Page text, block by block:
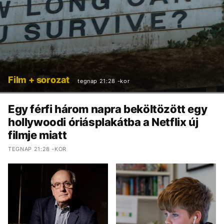
Film + sorozat tegnap 21:28 -kor
Egy férfi három napra beköltözött egy
hollywoodi óriásplakátba a Netflix új
filmje miatt
TEGNAP 21:28 -KOR